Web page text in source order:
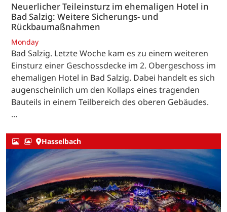
Neuerlicher Teileinsturz im ehemaligen Hotel in
Bad Salzig: Weitere Sicherungs- und
Rückbaumaßnahmen
Monday
Bad Salzig. Letzte Woche kam es zu einem weiteren
Einsturz einer Geschossdecke im 2. Obergeschoss im
ehemaligen Hotel in Bad Salzig. Dabei handelt es sich
augenscheinlich um den Kollaps eines tragenden
Bauteils in einem Teilbereich des oberen Gebäudes.
…
Hasselbach